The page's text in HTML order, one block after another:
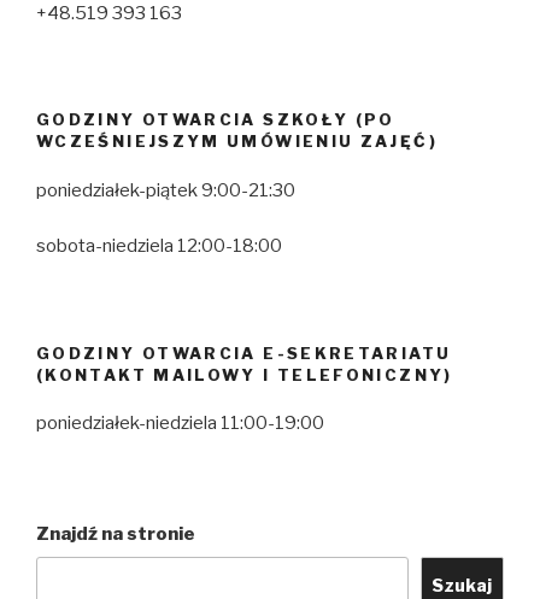
+48.519 393 163
GODZINY OTWARCIA SZKOŁY (PO
WCZEŚNIEJSZYM UMÓWIENIU ZAJĘĆ)
poniedziałek-piątek 9:00-21:30
sobota-niedziela 12:00-18:00
GODZINY OTWARCIA E-SEKRETARIATU
(KONTAKT MAILOWY I TELEFONICZNY)
poniedziałek-niedziela 11:00-19:00
Znajdź na stronie
Szukaj